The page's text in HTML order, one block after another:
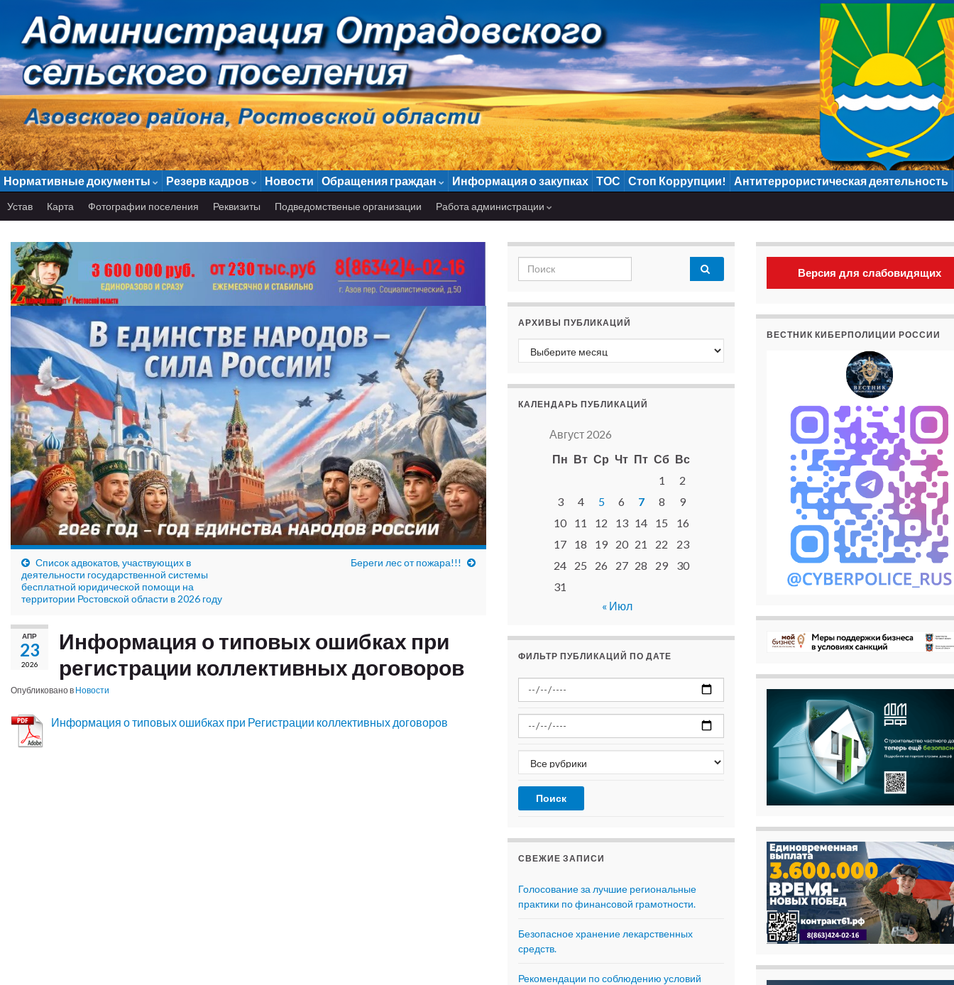
Нормативные документы Резерв кадров Новости Обращения граждан Информация о закупках ТОС Стоп Коррупции! Антитеррористическая деятельность
Устав Карта Фотографии поселения Реквизиты Подведомственые организации Работа администрации
Список адвокатов, участвующих в
деятельности государственной системы
бесплатной юридической помощи на
территории Ростовской области в 2026 году
Береги лес от пожара!!!
АПР
23
2026
Информация о типовых ошибках при
регистрации коллективных договоров
Опубликовано в Новости
Информация о типовых ошибках при Регистрации коллективных договоров
Search for:
АРХИВЫ ПУБЛИКАЦИЙ
Архивы публикаций
КАЛЕНДАРЬ ПУБЛИКАЦИЙ
Август 2026
Пн Вт Ср Чт Пт Сб Вс
1
2
3
4 5 6 7 8
9
10
11 12 13 14 15
16
17
18 19 20 21 22
23
24
25 26 27 28 29
30
31
« Июл
ФИЛЬТР ПУБЛИКАЦИЙ ПО ДАТЕ
СВЕЖИЕ ЗАПИСИ
Голосование за лучшие региональные
практики по финансовой грамотности.
Безопасное хранение лекарственных
средств.
Рекомендации по соблюдению условий
Версия для слабовидящих
ВЕСТНИК КИБЕРПОЛИЦИИ РОССИИ